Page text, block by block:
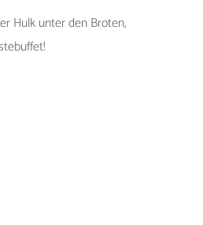
Hulk unter den Broten,